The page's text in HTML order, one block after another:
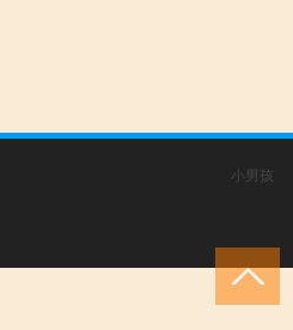
小男孩